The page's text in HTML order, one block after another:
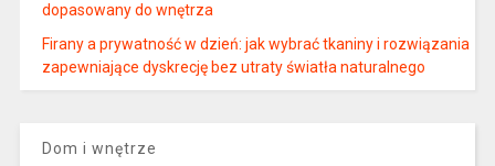
dopasowany do wnętrza
Firany a prywatność w dzień: jak wybrać tkaniny i rozwiązania
zapewniające dyskrecję bez utraty światła naturalnego
Dom i wnętrze